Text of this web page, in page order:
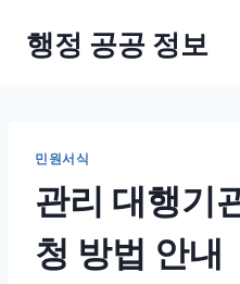
행정 공공 정보
민원서식
관리 대행기
청 방법 안내